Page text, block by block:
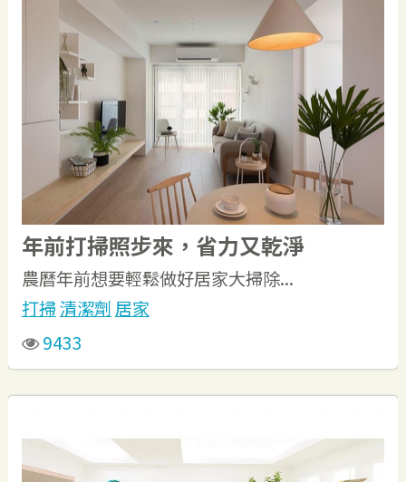
年前打掃照步來，省力又乾淨
農曆年前想要輕鬆做好居家大掃除...
打掃清潔劑 居家
9433